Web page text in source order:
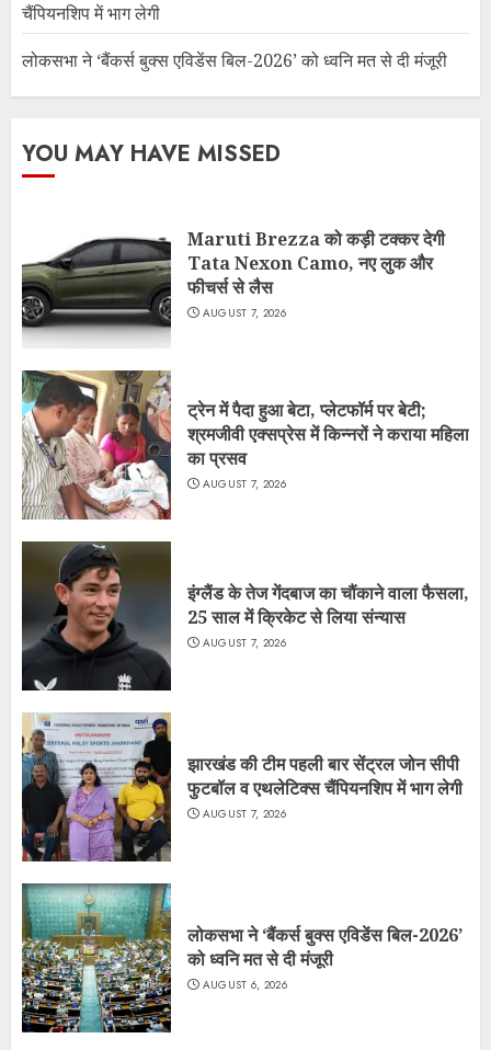
चैंपियनशिप में भाग लेगी
लोकसभा ने ‘बैंकर्स बुक्स एविडेंस बिल-2026’ को ध्वनि मत से दी मंजूरी
YOU MAY HAVE MISSED
Maruti Brezza को कड़ी टक्कर देगी
Tata Nexon Camo, नए लुक और
फीचर्स से लैस
AUGUST 7, 2026
ट्रेन में पैदा हुआ बेटा, प्लेटफॉर्म पर बेटी;
श्रमजीवी एक्सप्रेस में किन्नरों ने कराया महिला
का प्रसव
AUGUST 7, 2026
इंग्लैंड के तेज गेंदबाज का चौंकाने वाला फैसला,
25 साल में क्रिकेट से लिया संन्यास
AUGUST 7, 2026
झारखंड की टीम पहली बार सेंट्रल जोन सीपी
फुटबॉल व एथलेटिक्स चैंपियनशिप में भाग लेगी
AUGUST 7, 2026
लोकसभा ने ‘बैंकर्स बुक्स एविडेंस बिल-2026’
को ध्वनि मत से दी मंजूरी
AUGUST 6, 2026